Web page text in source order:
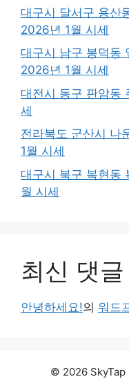
대구시 달서구 용산
2026년 1월 시세
대구시 남구 봉덕동
2026년 1월 시세
대전시 동구 판암동
세
전라북도 군산시 나
1월 시세
대구시 북구 복현동
월 시세
최신 댓글
안녕하세요!의 워드
© 2026 SkyTap